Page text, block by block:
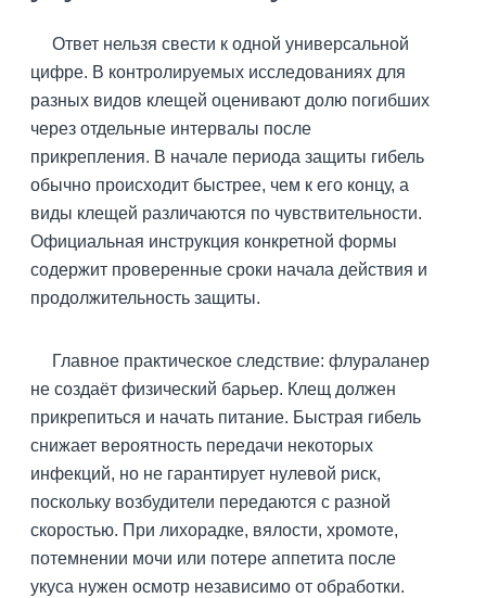
Ответ нельзя свести к одной универсальной
цифре. В контролируемых исследованиях для
разных видов клещей оценивают долю погибших
через отдельные интервалы после
прикрепления. В начале периода защиты гибель
обычно происходит быстрее, чем к его концу, а
виды клещей различаются по чувствительности.
Официальная инструкция конкретной формы
содержит проверенные сроки начала действия и
продолжительность защиты.
Главное практическое следствие: флураланер
не создаёт физический барьер. Клещ должен
прикрепиться и начать питание. Быстрая гибель
снижает вероятность передачи некоторых
инфекций, но не гарантирует нулевой риск,
поскольку возбудители передаются с разной
скоростью. При лихорадке, вялости, хромоте,
потемнении мочи или потере аппетита после
укуса нужен осмотр независимо от обработки.